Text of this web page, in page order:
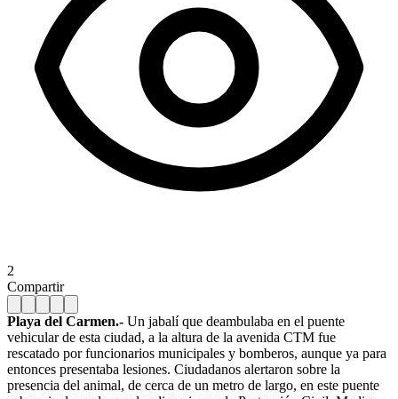
2
Compartir
Playa del Carmen.- Un jabalí que deambulaba en el puente
vehicular de esta ciudad, a la altura de la avenida CTM fue
rescatado por funcionarios municipales y bomberos, aunque ya para
entonces presentaba lesiones. Ciudadanos alertaron sobre la
presencia del animal, de cerca de un metro de largo, en este puente